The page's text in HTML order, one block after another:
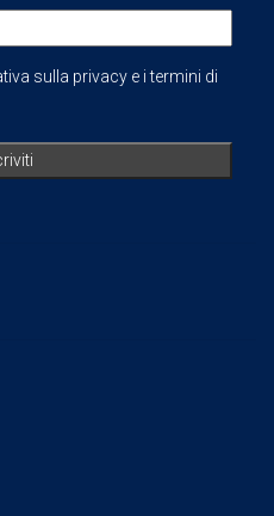
sulla privacy e i termini di